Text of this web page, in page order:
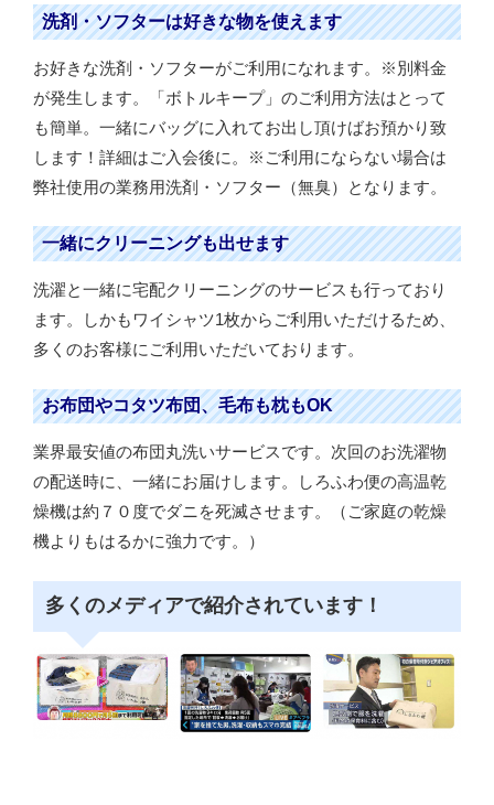
洗剤・ソフターは好きな物を使えます
お好きな洗剤・ソフターがご利用になれます。※別料金
が発生します。「ボトルキープ」のご利用方法はとって
も簡単。一緒にバッグに入れてお出し頂けばお預かり致
します！詳細はご入会後に。※ご利用にならない場合は
弊社使用の業務用洗剤・ソフター（無臭）となります。
一緒にクリーニングも出せます
洗濯と一緒に宅配クリーニングのサービスも行っており
ます。しかもワイシャツ1枚からご利用いただけるため、
多くのお客様にご利用いただいております。
お布団やコタツ布団、毛布も枕もOK
業界最安値の布団丸洗いサービスです。次回のお洗濯物
の配送時に、一緒にお届けします。しろふわ便の高温乾
燥機は約７０度でダニを死滅させます。（ご家庭の乾燥
機よりもはるかに強力です。）
多くのメディアで紹介されています！